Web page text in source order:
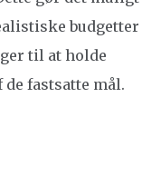
budgetter
til at holde
fastsatte mål.